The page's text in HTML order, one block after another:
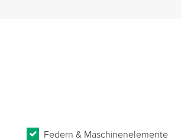
Federn & Maschinenelemente